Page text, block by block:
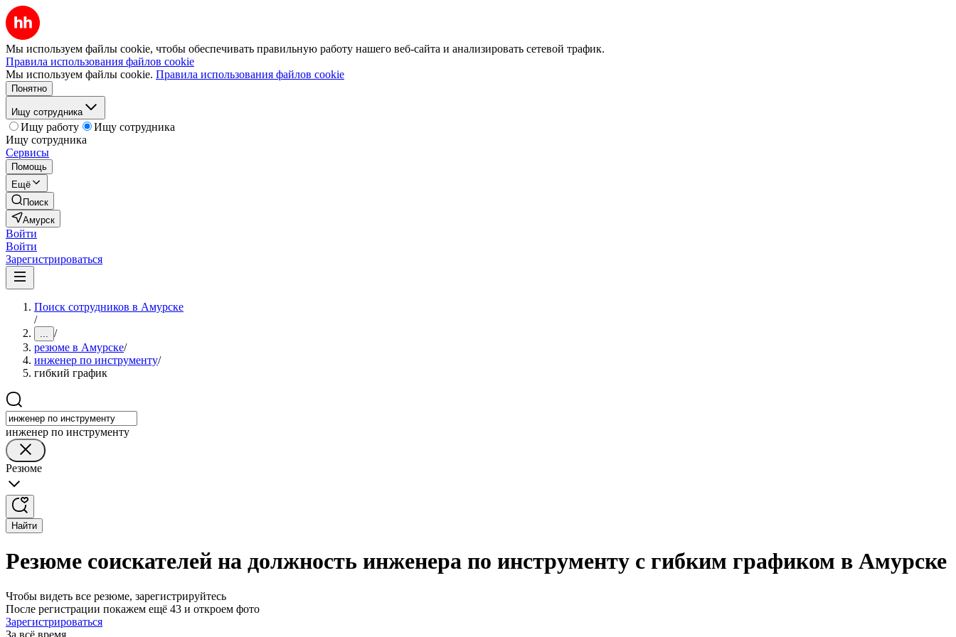
Мы используем файлы cookie, чтобы обеспечивать правильную работу нашего веб-сайта и анализировать сетевой трафик.
Правила использования файлов cookie
Мы используем файлы cookie. Правила использования файлов cookie
Понятно
Ищу сотрудника
Ищу работу
Ищу сотрудника
Ищу сотрудника
Сервисы
Помощь
Ещё
Поиск
Амурск
Войти
Войти
Зарегистрироваться
Поиск сотрудников в Амурске
/
... /
резюме в Амурске/
инженер по инструменту/
гибкий график
инженер по инструменту
Резюме
Найти
Резюме соискателей на должность инженера по инструменту с гибким графиком в Амурске
Чтобы видеть все резюме, зарегистрируйтесь
После регистрации покажем ещё 43 и откроем фото
Зарегистрироваться
За всё время